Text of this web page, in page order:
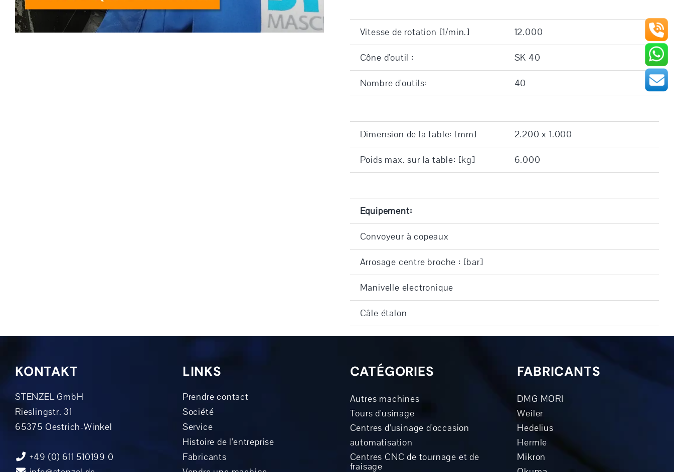
Vitesse de rotation [1/min.] 12.000
Cône d'outil : SK 40
Nombre d'outils: 40
Dimension de la table: [mm] 2.200 x 1.000
Poids max. sur la table: [kg] 6.000
Equipement:
Convoyeur à copeaux
Arrosage centre broche : [bar]
Manivelle electronique
Câle étalon
KONTAKT
STENZEL GmbH
Rieslingstr. 31
65375 Oestrich-Winkel
+49 (0) 611 510199 0
LINKS
Prendre contact
Société
Service
Histoire de l'entreprise
Fabricants
CATÉGORIES
Autres machines
Tours d'usinage
Centres d'usinage d'occasion
automatisation
Centres CNC de tournage et de
fraisage
FABRICANTS
DMG MORI
Weiler
Hedelius
Hermle
Mikron